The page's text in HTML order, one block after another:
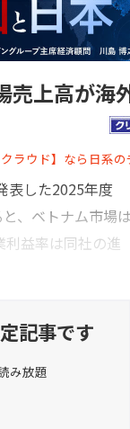
売上高が
ラウド】なら日系
表した2025年度
、ベトナム市場
益率は同社の進
記事です
み放題